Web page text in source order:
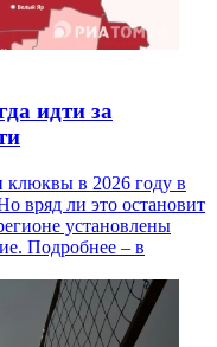
идти за
клюквы в 2026 году в
вряд ли это остановит
установлены
Подробнее – в